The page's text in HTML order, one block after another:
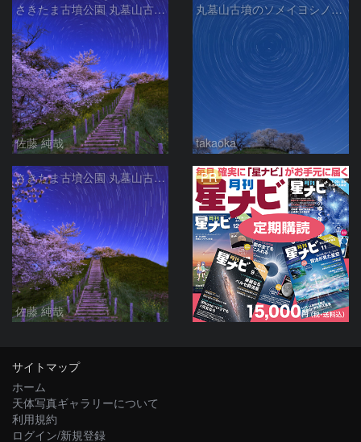
さきたま古墳公園 丸墓山古墳の夜桜と北天の日周運動 埼玉県行田市
佐藤 純哉
丸墓山古墳のソメイヨシノと日周運動
takaoka
さきたま古墳公園 丸墓山古墳の夜桜と北天の日周運動 埼玉県行田市
佐藤 純哉
PR
サイトマップ
ホーム
天体写真ギャラリーについて
利用規約
ログイン/新規登録